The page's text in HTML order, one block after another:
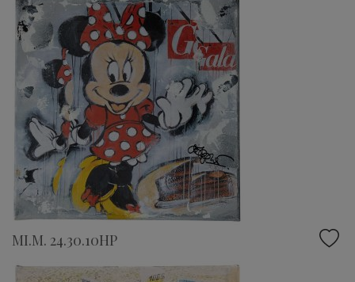
MI.M. 24.30.10HP